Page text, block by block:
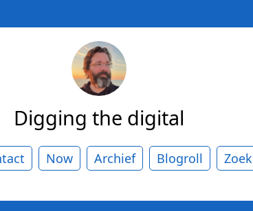
Digging the digital
Now Archief Blogroll